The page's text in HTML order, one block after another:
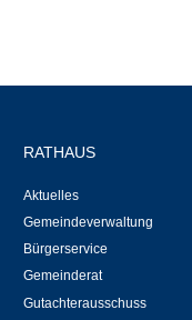
RATHAUS
Aktuelles
Gemeindeverwaltung
Bürgerservice
Gemeinderat
Gutachterausschuss